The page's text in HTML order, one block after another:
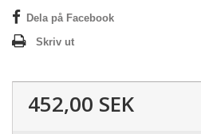
Dela på Facebook
Skriv ut
452,00 SEK